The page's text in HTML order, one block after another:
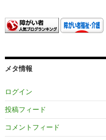
メタ情報
ログイン
投稿フィード
コメントフィード